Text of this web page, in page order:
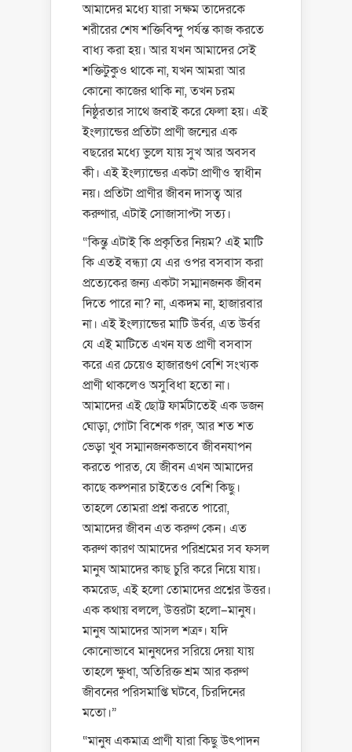
আমাদের মধ্যে যারা সক্ষম তাদেরকে
শরীরের শেষ শক্তিবিন্দু পর্যন্ত কাজ করতে
বাধ্য করা হয়। আর যখন আমাদের সেই
শক্তিটুকুও থাকে না, যখন আমরা আর
কোনো কাজের থাকি না, তখন চরম
নিষ্ঠুরতার সাথে জবাই করে ফেলা হয়। এই
ইংল্যান্ডের প্রতিটা প্রাণী জন্মের এক
বছরের মধ্যে ভুলে যায় সুখ আর অবসব
কী। এই ইংল্যান্ডের একটা প্রাণীও স্বাধীন
নয়। প্রতিটা প্রাণীর জীবন দাসত্ব আর
করুণার, এটাই সোজাসাপ্টা সত্য।
“কিন্তু এটাই কি প্রকৃতির নিয়ম? এই মাটি
কি এতই বন্ধ্যা যে এর ওপর বসবাস করা
প্রত্যেকের জন্য একটা সম্মানজনক জীবন
দিতে পারে না? না, একদম না, হাজারবার
না। এই ইংল্যান্ডের মাটি উর্বর, এত উর্বর
যে এই মাটিতে এখন যত প্রাণী বসবাস
করে এর চেয়েও হাজারগুণ বেশি সংখ্যক
প্রাণী থাকলেও অসুবিধা হতো না।
আমাদের এই ছোট্ট ফার্মটাতেই এক ডজন
ঘোড়া, গোটা বিশেক গরু, আর শত শত
ভেড়া খুব সম্মানজনকভাবে জীবনযাপন
করতে পারত, যে জীবন এখন আমাদের
কাছে কল্পনার চাইতেও বেশি কিছু।
তাহলে তোমরা প্রশ্ন করতে পারো,
আমাদের জীবন এত করুণ কেন। এত
করুণ কারণ আমাদের পরিশ্রমের সব ফসল
মানুষ আমাদের কাছ চুরি করে নিয়ে যায়।
কমরেড, এই হলো তোমাদের প্রশ্নের উত্তর।
এক কথায় বললে, উত্তরটা হলো–মানুষ।
মানুষ আমাদের আসল শত্রু। যদি
কোনোভাবে মানুষদের সরিয়ে দেয়া যায়
তাহলে ক্ষুধা, অতিরিক্ত শ্রম আর করুণ
জীবনের পরিসমাপ্তি ঘটবে, চিরদিনের
মতো।”
“মানুষ একমাত্র প্রাণী যারা কিছু উৎপাদন